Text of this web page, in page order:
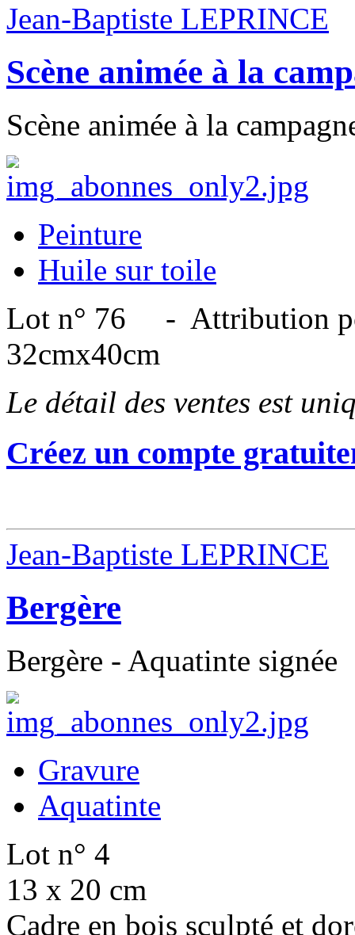
Jean-Baptiste LEPRINCE
Scène animée à la
Scène animée à la
Peinture
Huile sur toile
Lot n° 76 - Attribution
32cmx40cm
Le détail des ventes est
Créez un compte
Jean-Baptiste LEPRINCE
Bergère
Bergère - Aquatinte signée
Gravure
Aquatinte
Lot n° 4
13 x 20 cm
Cadre en bois sculpté et